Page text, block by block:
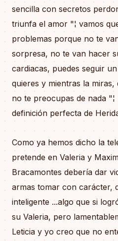
sencilla con secretos
triunfa el amor "¦ vamos
problemas porque no te
sorpresa, no te van hacer
cardiacas, puedes seguir
quieres y mientras la
no te preocupas de nada "¦
definición perfecta de
Como ya hemos dicho la
pretende en Valeria y
Bracamontes debería dar
armas tomar con carácter,
inteligente ...algo que si
su Valeria, pero
Leticia y yo creo que no